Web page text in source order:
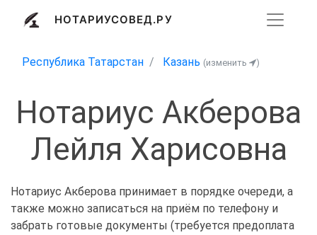
НОТАРИУСОВЕД.РУ
Республика Татарстан Казань (изменить )
Нотариус Акберова
Лейля Харисовна
Нотариус Акберова принимает в порядке очереди, а
также можно записаться на приём по телефону и
забрать готовые документы (требуется предоплата